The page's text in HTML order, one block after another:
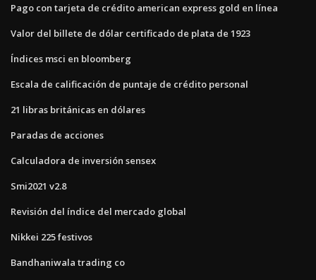
Pago con tarjeta de crédito american express gold en línea
Valor del billete de dólar certificado de plata de 1923
Índices msci en bloomberg
Escala de calificación de puntaje de crédito personal
21 libras británicas en dólares
Paradas de acciones
Calculadora de inversión sensex
Smi2021 v2.8
Revisión del índice del mercado global
Nikkei 225 festivos
Bandhaniwala trading co